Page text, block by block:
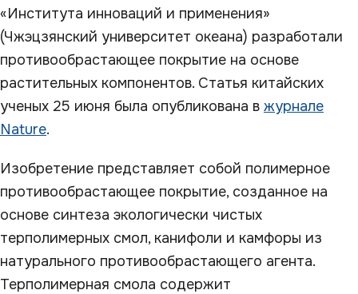
«Института инноваций и применения»
(Чжэцзянский университет океана) разработали
противообрастающее покрытие на основе
растительных компонентов. Статья китайских
ученых 25 июня была опубликована в журнале
Nature.
Изобретение представляет собой полимерное
противообрастающее покрытие, созданное на
основе синтеза экологически чистых
терполимерных смол, канифоли и камфоры из
натурального противообрастающего агента.
Терполимерная смола содержит